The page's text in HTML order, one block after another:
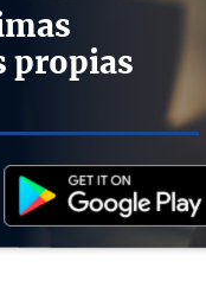
propias